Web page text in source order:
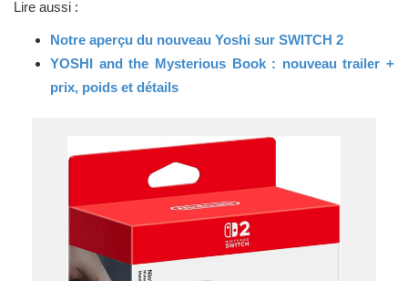
Lire aussi :
Notre aperçu du nouveau Yoshi sur SWITCH 2
YOSHI and the Mysterious Book : nouveau trailer +
prix, poids et détails